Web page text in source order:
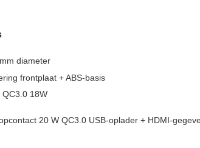
diameter
frontplaat + ABS-basis
QC3.0 18W
20 W QC3.0 USB-oplader + HDMI-